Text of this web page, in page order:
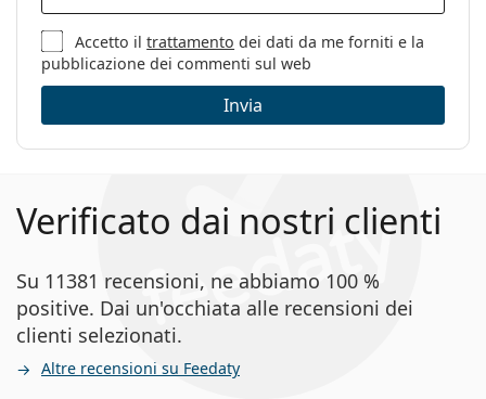
Sesso:
Categorie:
Occhiali da vista
Marca:
Harley Davidson
Codice:
HD0923/V 091 16 56
Accetto iltrattamento dei dati da me forniti e la
pubblicazione dei commenti sul web
Invia
Verificato dai nostri clienti
Su 11381 recensioni, ne abbiamo 100 %
positive. Dai un'occhiata alle recensioni dei
clienti selezionati.
Altre recensioni su Feedaty